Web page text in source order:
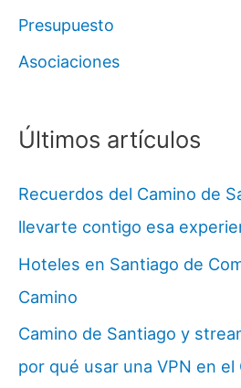
Presupuesto
Asociaciones
Últimos artículos
Recuerdos del Camino de
llevarte contigo esa
Hoteles en Santiago de
Camino
Camino de Santiago y
por qué usar una VPN en el